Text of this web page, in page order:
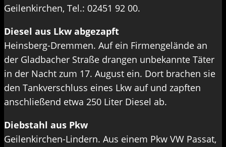
Geilenkirchen, Tel.: 02451 92 00.
Diesel aus Lkw abgezapft
Heinsberg-Dremmen. Auf ein Firmengelände an
der Gladbacher Straße drangen unbekannte Täter
in der Nacht zum 17. August ein. Dort brachen sie
den Tankverschluss eines Lkw auf und zapften
anschließend etwa 250 Liter Diesel ab.
Diebstahl aus Pkw
Geilenkirchen-Lindern. Aus einem Pkw VW Passat,